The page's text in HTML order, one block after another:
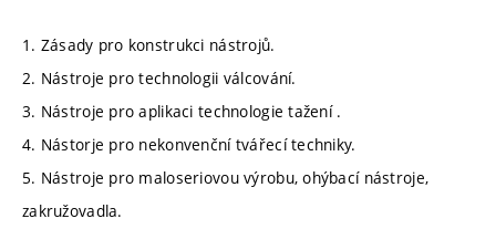
1. Zásady pro konstrukci nástrojů.
2. Nástroje pro technologii válcování.
3. Nástroje pro aplikaci technologie tažení .
4. Nástorje pro nekonvenční tvářecí techniky.
5. Nástroje pro maloseriovou výrobu, ohýbací nástroje,
zakružovadla.